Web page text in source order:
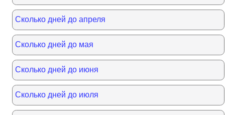
Сколько дней до апреля
Сколько дней до мая
Сколько дней до июня
Сколько дней до июля